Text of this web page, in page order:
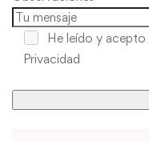
He leído y acepto
Privacidad